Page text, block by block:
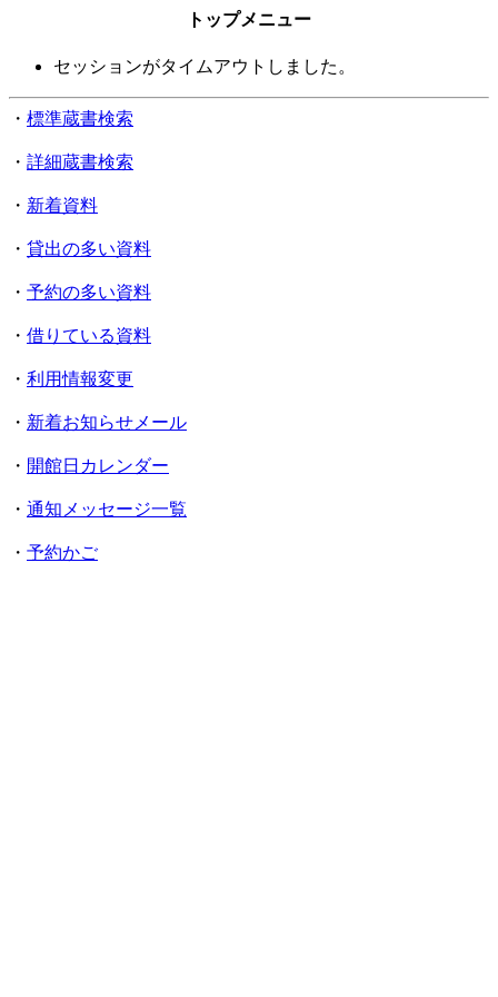
トップメニュー
セッションがタイムアウトしました。
・ 標準蔵書検索
・ 詳細蔵書検索
・ 新着資料
・ 貸出の多い資料
・ 予約の多い資料
・ 借りている資料
・ 利用情報変更
・ 新着お知らせメール
・ 開館日カレンダー
・ 通知メッセージ一覧
・ 予約かご